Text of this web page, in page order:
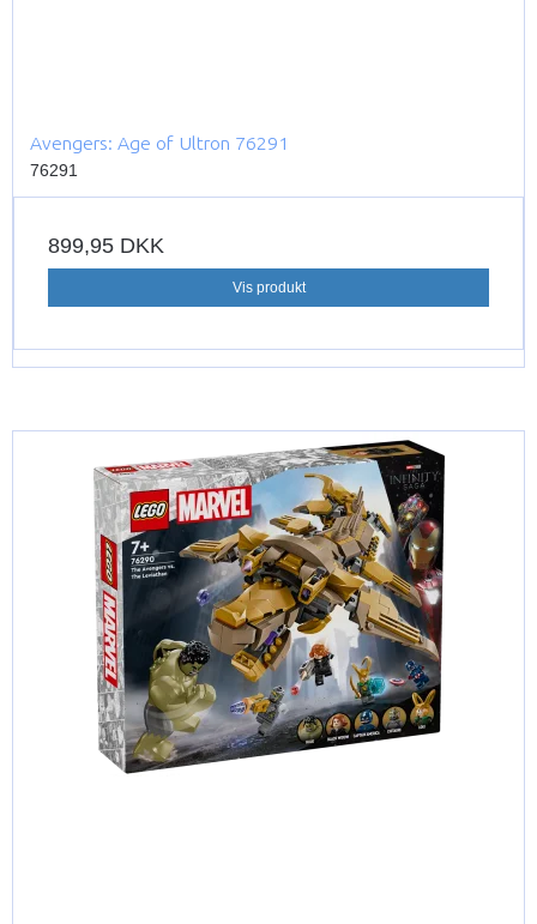
Avengers: Age of Ultron 76291
76291
899,95 DKK
Vis produkt